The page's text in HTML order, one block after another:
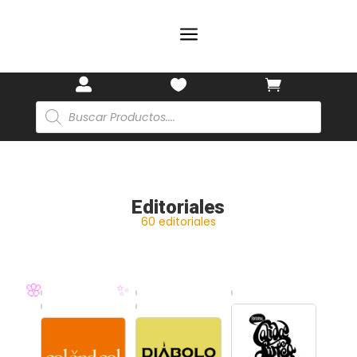
a
 

Búsqueda
de
productos
Editoriales
60 editoriales